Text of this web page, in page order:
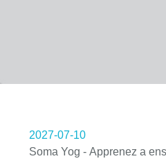
2027-07-10
Soma Yog - Apprenez a